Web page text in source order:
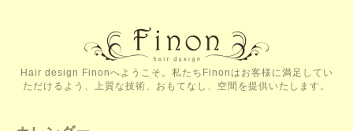
Hair design Finonへようこそ。私たちFinonはお客様に満足してい
ただけるよう、上質な技術、おもてなし、空間を提供いたします。